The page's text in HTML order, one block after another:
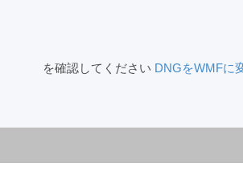
を確認してください DNGをWMFに